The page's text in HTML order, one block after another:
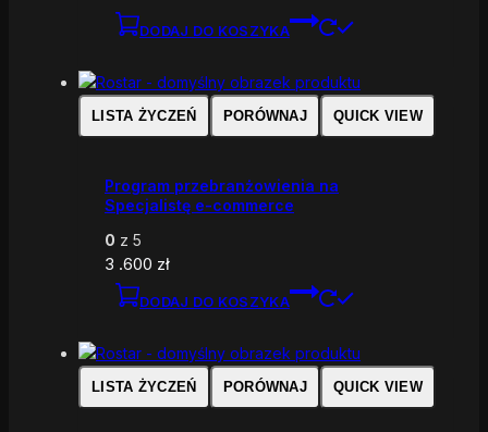
DODAJ DO KOSZYKA
LISTA ŻYCZEŃ PORÓWNAJ QUICK VIEW
Program przebranżowienia na
Specjalistę e-commerce
0 z 5
3 .600 zł
DODAJ DO KOSZYKA
LISTA ŻYCZEŃ PORÓWNAJ QUICK VIEW